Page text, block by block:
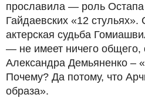
прославила — роль
Гайдаевских «12
актерская судьба
— не имеет ничего общего,
Александра Демьяненко –
Почему? Да потому, что
образа».